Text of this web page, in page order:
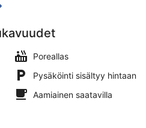
2 ulkouima-allasta, aurinkotuoleja
Poreallas
Pysäköinti sisältyy hintaan
Aamiainen saatavilla